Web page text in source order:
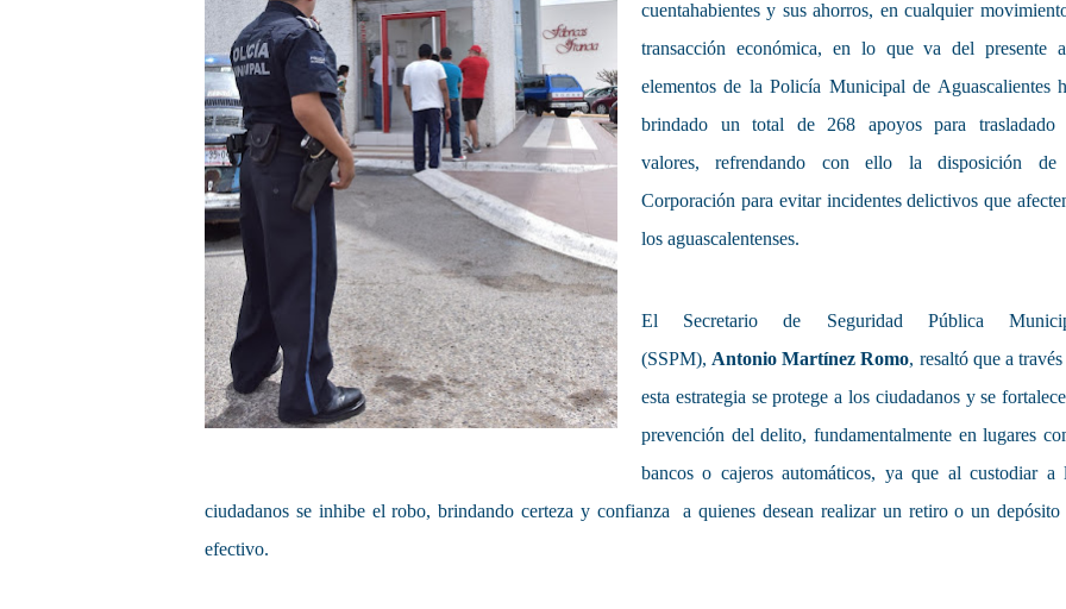
cuentahabientes y sus ahorros, en cualquier
transacción económica, en lo que va del presente
elementos de la Policía Municipal de Aguascalientes
brindado un total de 268 apoyos para trasladado
valores, refrendando con ello la disposición de
Corporación para evitar incidentes delictivos que
los aguascalentenses.
El Secretario de Seguridad Pública
(SSPM), Antonio Martínez Romo, resaltó que a través
esta estrategia se protege a los ciudadanos y se
prevención del delito, fundamentalmente en lugares
bancos o cajeros automáticos, ya que al custodiar a
ciudadanos se inhibe el robo, brindando certeza y confianza a quienes desean realizar un retiro o un depósito
efectivo.